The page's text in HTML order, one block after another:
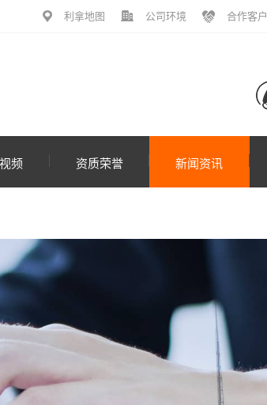
利拿地图 公司环境 合作客户
频 资质荣誉 新闻资讯